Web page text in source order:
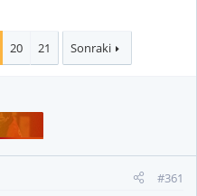
l
e
20 21 Sonraki
#361